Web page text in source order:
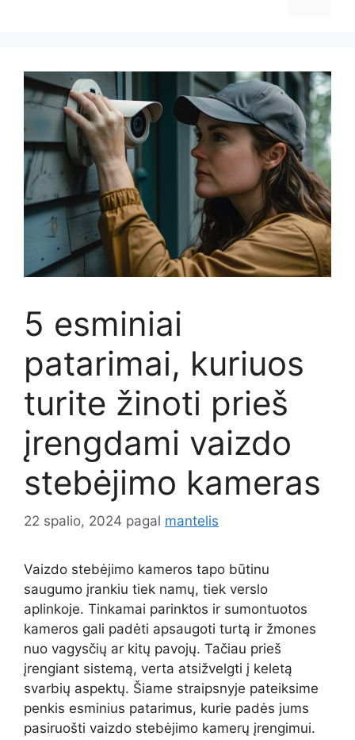
5 esminiai
patarimai, kuriuos
turite žinoti prieš
įrengdami vaizdo
stebėjimo kameras
22 spalio, 2024 pagal mantelis
Vaizdo stebėjimo kameros tapo būtinu
saugumo įrankiu tiek namų, tiek verslo
aplinkoje. Tinkamai parinktos ir sumontuotos
kameros gali padėti apsaugoti turtą ir žmones
nuo vagysčių ar kitų pavojų. Tačiau prieš
įrengiant sistemą, verta atsižvelgti į keletą
svarbių aspektų. Šiame straipsnyje pateiksime
penkis esminius patarimus, kurie padės jums
pasiruošti vaizdo stebėjimo kamerų įrengimui.